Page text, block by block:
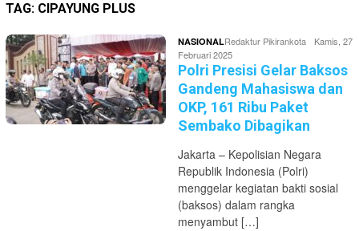
TAG: CIPAYUNG PLUS
NASIONALRedaktur Pikirankota
Kamis, 27
Februari 2025
Polri Presisi Gelar Baksos
Gandeng Mahasiswa dan
OKP, 161 Ribu Paket
Sembako Dibagikan
Jakarta – Kepolisian Negara
Republik Indonesia (Polri)
menggelar kegiatan bakti sosial
(baksos) dalam rangka
menyambut […]